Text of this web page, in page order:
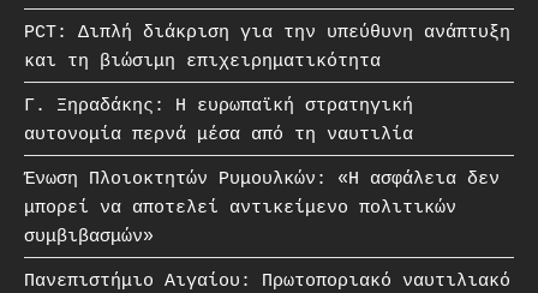
PCT: Διπλή διάκριση για την υπεύθυνη ανάπτυξη
και τη βιώσιμη επιχειρηματικότητα
Γ. Ξηραδάκης: Η ευρωπαϊκή στρατηγική
αυτονομία περνά μέσα από τη ναυτιλία
Ένωση Πλοιοκτητών Ρυμουλκών: «Η ασφάλεια δεν
μπορεί να αποτελεί αντικείμενο πολιτικών
συμβιβασμών»
Πανεπιστήμιο Αιγαίου: Πρωτοποριακό ναυτιλιακό